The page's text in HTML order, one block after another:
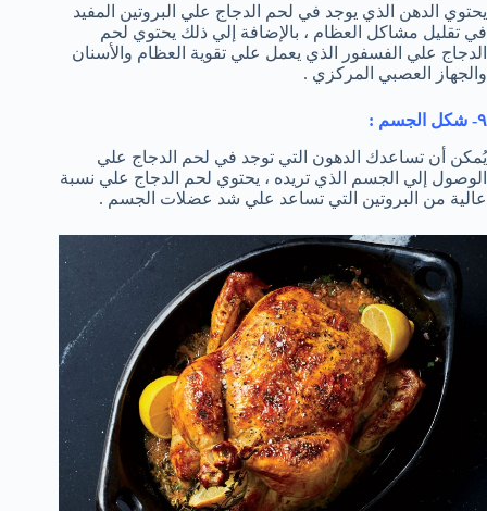
يحتوي الدهن الذي يوجد في لحم الدجاج علي البروتين المفيد
في تقليل مشاكل العظام ، بالإضافة إلي ذلك يحتوي لحم
الدجاج علي الفسفور الذي يعمل علي تقوية العظام والأسنان
والجهاز العصبي المركزي .
٩- شكل الجسم :
يُمكن أن تساعدك الدهون التي توجد في لحم الدجاج علي
الوصول إلي الجسم الذي تريده ، يحتوي لحم الدجاج علي نسبة
عالية من البروتين التي تساعد علي شد عضلات الجسم .